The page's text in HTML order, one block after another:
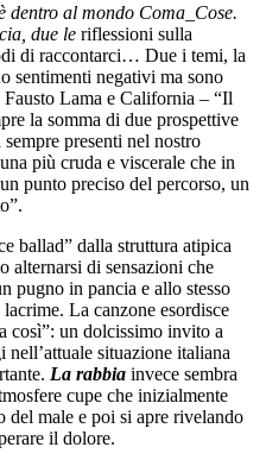
dentro al mondo Coma_Cose.
due le riflessioni sulla
di raccontarci… Due i temi, la
sentimenti negativi ma sono
Lama e California – “Il
la somma di due prospettive
presenti nel nostro
più cruda e viscerale che in
punto preciso del percorso, un
ballad” dalla struttura atipica
alternarsi di sensazioni che
pugno in pancia e allo stesso
La canzone esordisce
così”: un dolcissimo invito a
nell’attuale situazione italiana
La rabbia invece sembra
cupe che inizialmente
del male e poi si apre rivelando
il dolore.